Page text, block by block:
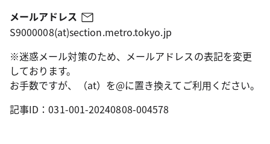
メールアドレス
S9000008(at)section.metro.tokyo.jp
※迷惑メール対策のため、メールアドレスの表記を変更
しております。
お手数ですが、（at）を@に置き換えてご利用ください。
記事ID：031-001-20240808-004578